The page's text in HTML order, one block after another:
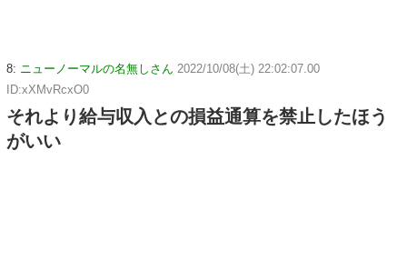
8: ニューノーマルの名無しさん 2022/10/08(土) 22:02:07.00
ID:xXMvRcxO0
それより給与収入との損益通算を禁止したほう
がいい